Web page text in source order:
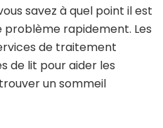
savez à quel point il est
rapidement. Les
de traitement
de lit pour aider les
un sommeil